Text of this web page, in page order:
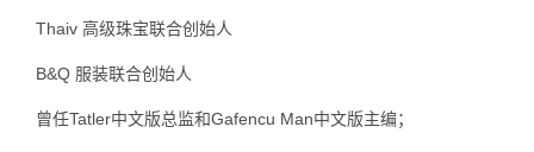
Thaiv 高级珠宝联合创始人
B&Q 服装联合创始人
曾任Tatler中文版总监和Gafencu Man中文版主编；